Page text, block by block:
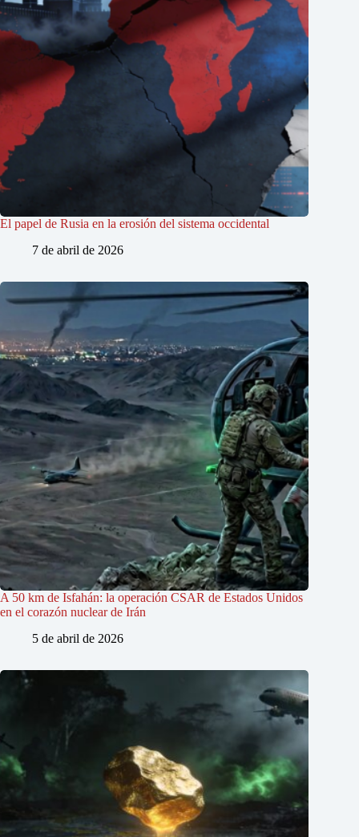
El papel de Rusia en la erosión del sistema occidental
7 de abril de 2026
A 50 km de Isfahán: la operación CSAR de Estados Unidos
en el corazón nuclear de Irán
5 de abril de 2026